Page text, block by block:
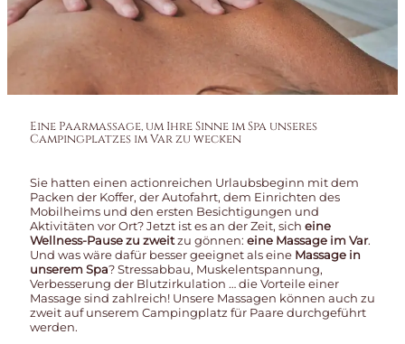
Eine Paarmassage, um Ihre Sinne im Spa unseres
Campingplatzes im Var zu wecken
Sie hatten einen actionreichen Urlaubsbeginn mit dem
Packen der Koffer, der Autofahrt, dem Einrichten des
Mobilheims und den ersten Besichtigungen und
Aktivitäten vor Ort? Jetzt ist es an der Zeit, sich eine
Wellness-Pause zu zweitzu gönnen: eine Massage im Var.
Und was wäre dafür besser geeignet als eine Massage in
unserem Spa? Stressabbau, Muskelentspannung,
Verbesserung der Blutzirkulation … die Vorteile einer
Massage sind zahlreich! Unsere Massagen können auch zu
zweit auf unserem Campingplatz für Paaredurchgeführt
werden.